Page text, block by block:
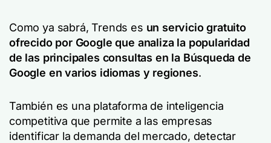
Como ya sabrá, Trends es un servicio gratuito
ofrecido por Google que analiza la popularidad
de las principales consultas en la Búsqueda de
Google en varios idiomas y regiones.
También es una plataforma de inteligencia
competitiva que permite a las empresas
identificar la demanda del mercado, detectar